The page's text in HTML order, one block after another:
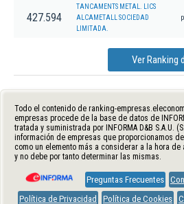
427.594
TANCAMENTS METAL. LICS
ALCAMETALL SOCIEDAD
LIMITADA.
Ver Ranking
Todo el contenido de ranking-
empresas procede de la base de datos de
tratada y suministrada por INFORMA D&B S.A.U.
información de empresas que proporcionamos
como un elemento más a considerar a la hora
y no debe por tanto determinar las mismas.
Preguntas Frecuentes
Política de Privacidad
Política de Cookies